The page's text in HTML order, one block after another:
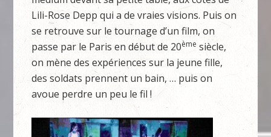
Lili-Rose Depp qui a de vraies visions. Puis on
se retrouve sur le tournage d’un film, on
passe par le Paris en début de 20ème siècle,
on mène des expériences sur la jeune fille,
des soldats prennent un bain, … puis on
avoue perdre un peu le fil !